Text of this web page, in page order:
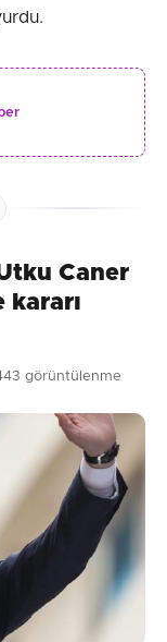
Caner
kararı
görüntülenme